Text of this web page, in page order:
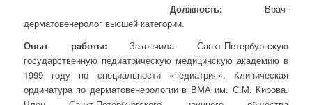
Должность:Врач-
дерматовенеролог высшей категории.
Опыт работы:Закончила Санкт-Петербургскую
государственную педиатрическую медицинскую академию в
1999 году по специальности «педиатрия». Клиническая
ординатура по дерматовенерологии в ВМА им. С.М. Кирова.